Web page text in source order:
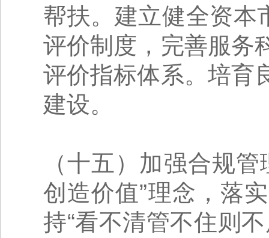
帮扶。建立健全资本
评价制度，完善服务
评价指标体系。培育
建设。
（十五）加强合规
创造价值”理念，落
持“看不清管不住则